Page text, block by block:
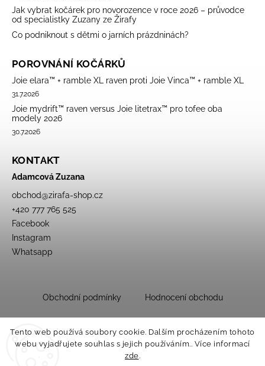
Tento web používá soubory cookie. Dalším procházením tohoto
webu vyjadřujete souhlas s jejich používáním.. Více informací
zde.
Jak vybrat kočárek pro novorozence v roce 2026 – průvodce
od specialistky Zuzany ze Žirafy
Co podniknout s dětmi o jarních prázdninách?
POROVNÁNÍ KOČÁRKŮ
Joie elara™ + ramble XL raven proti Joie Vinca™ + ramble XL
31.7.2026
Joie mydrift™ raven versus Joie litetrax™ pro tofee oba
modely 2026
30.7.2026
KONTAKT
Adamcová Zuzana
obchod@zirafa-shop.cz
+420 777 765 525
Facebook
Instagram
Whatsapp
Obchodní podmínky Hodnocení obchodu